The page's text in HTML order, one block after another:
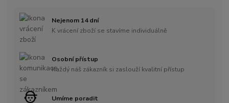
Nejenom 14 dní
K vrácení zboží se stavíme individuálně
Osobní přístup
Každý náš zákazník si zaslouží kvalitní přístup
Umíme poradit